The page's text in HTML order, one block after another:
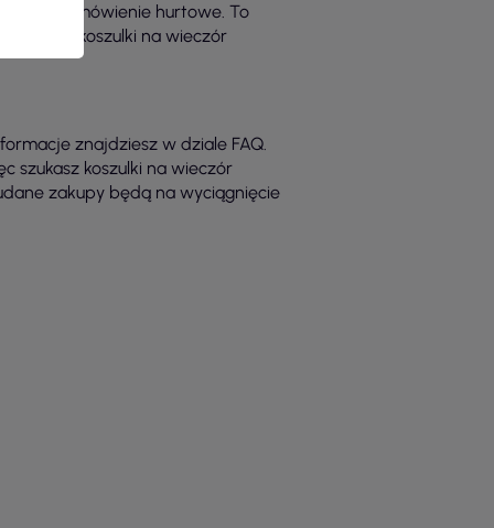
zamówienie hurtowe. To
do niej koszulki na wieczór
znajdziesz w dziale FAQ.
szukasz koszulki na wieczór
zakupy będą na wyciągnięcie